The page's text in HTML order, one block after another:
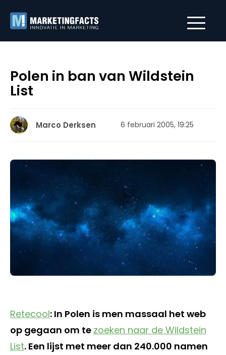
Polen in ban van Wildstein
List
Marco Derksen 6 februari 2005, 19:25
Retecool: In Polen is men massaal het web
op gegaan om te zoeken naar de Wildstein
List. Een lijst met meer dan 240.000 namen